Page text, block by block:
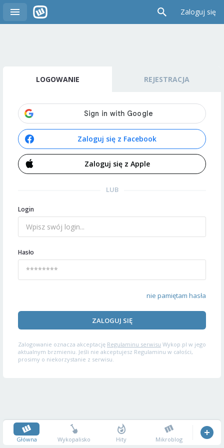
Zaloguj się
LOGOWANIE REJESTRACJA
Zaloguj się z Facebook
Zaloguj się z Apple
LUB
Login
Hasło
nie pamiętam hasła
ZALOGUJ SIĘ
Zalogowanie oznacza akceptację Regulaminu serwisu Wykop.pl w jego
aktualnym brzmieniu. Jeśli nie akceptujesz Regulaminu w całości,
prosimy o niekorzystanie z serwisu.
Główna Wykopalisko Hity Mikroblog